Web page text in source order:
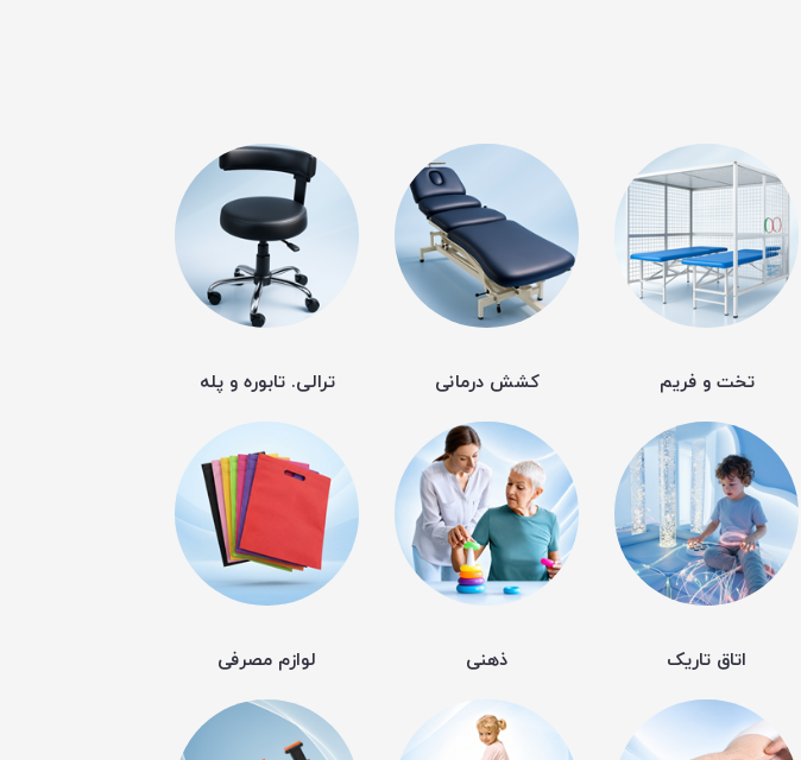
تخت و فریم کشش درمانی ترالی. تابوره و پله
اتاق تاریک ذهنی لوازم مصرفی